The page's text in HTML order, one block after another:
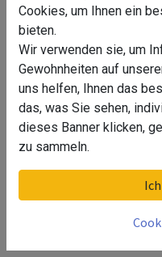
line, MOD
Cookies, um Ihnen ein
bieten.
Wir verwenden sie, um
Gewohnheiten auf
uns helfen, Ihnen das
das, was Sie sehen,
dieses Banner klicken,
zu sammeln.